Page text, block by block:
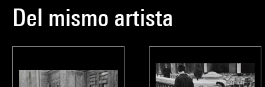
Del mismo artista